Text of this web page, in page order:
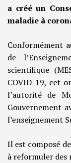
a créé un
maladie à
Conformément
de
scientifique
COVID-19, cet
l’autorité de
Gouvernement
l’enseignement
Il est composé
à reformuler